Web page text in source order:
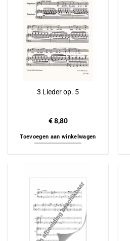
3 Lieder op. 5
€8,80
Toevoegen aan winkelwagen